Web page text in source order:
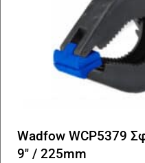
Wadfow WCP5379
9″ / 225mm